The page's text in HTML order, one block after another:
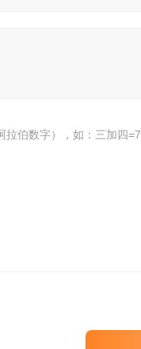
拉伯数字），如：三加四=7